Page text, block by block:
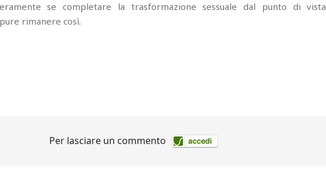
se completare la trasformazione sessuale dal punto di vista
rimanere così.